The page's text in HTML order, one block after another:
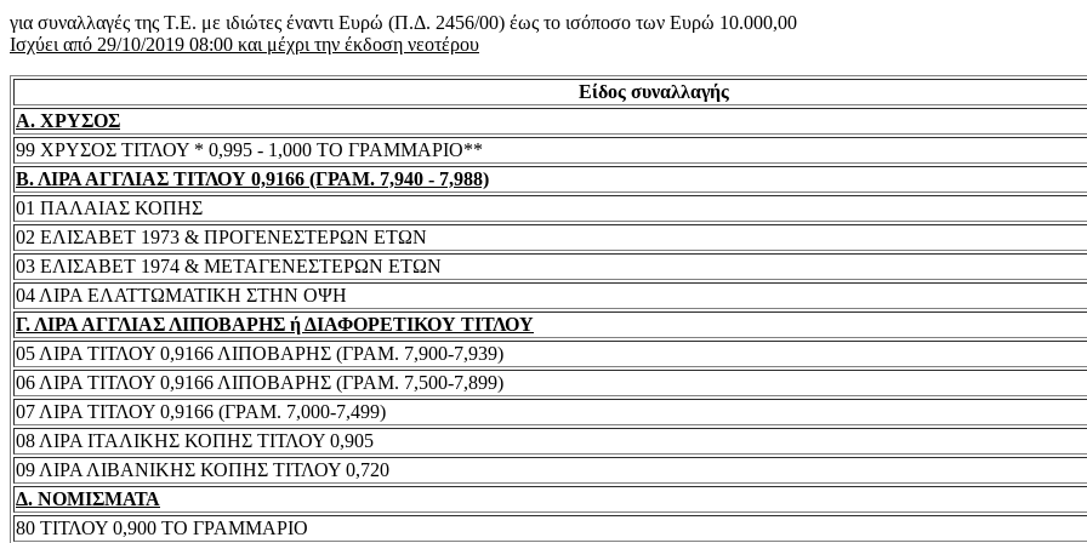
για συναλλαγές της Τ.Ε. με ιδιώτες έναντι Ευρώ (Π.Δ. 2456/00) έως το ισόποσο των Ευρώ 10.000,00
Ισχύει από 29/10/2019 08:00 και μέχρι την έκδοση νεοτέρου
Είδος συναλλαγής
Α. ΧΡΥΣΟΣ
99 ΧΡΥΣΟΣ ΤΙΤΛΟΥ * 0,995 - 1,000 ΤΟ ΓΡΑΜΜΑΡΙΟ**
Β. ΛΙΡΑ ΑΓΓΛΙΑΣ ΤΙΤΛΟΥ 0,9166 (ΓΡΑΜ. 7,940 - 7,988)
01 ΠΑΛΑΙΑΣ ΚΟΠΗΣ
02 ΕΛΙΣΑΒΕΤ 1973 & ΠΡΟΓΕΝΕΣΤΕΡΩΝ ΕΤΩΝ
03 ΕΛΙΣΑΒΕΤ 1974 & ΜΕΤΑΓΕΝΕΣΤΕΡΩΝ ΕΤΩΝ
04 ΛΙΡΑ ΕΛΑΤΤΩΜΑΤΙΚΗ ΣΤΗΝ ΟΨΗ
Γ. ΛΙΡΑ ΑΓΓΛΙΑΣ ΛΙΠΟΒΑΡΗΣ ή ΔΙΑΦΟΡΕΤΙΚΟΥ ΤΙΤΛΟΥ
05 ΛΙΡΑ ΤΙΤΛΟΥ 0,9166 ΛΙΠΟΒΑΡΗΣ (ΓΡΑΜ. 7,900-7,939)
06 ΛΙΡΑ ΤΙΤΛΟΥ 0,9166 ΛΙΠΟΒΑΡΗΣ (ΓΡΑΜ. 7,500-7,899)
07 ΛΙΡΑ ΤΙΤΛΟΥ 0,9166 (ΓΡΑΜ. 7,000-7,499)
08 ΛΙΡΑ ΙΤΑΛΙΚΗΣ ΚΟΠΗΣ ΤΙΤΛΟΥ 0,905
09 ΛΙΡΑ ΛΙΒΑΝΙΚΗΣ ΚΟΠΗΣ ΤΙΤΛΟΥ 0,720
Δ. ΝΟΜΙΣΜΑΤΑ
80 ΤΙΤΛΟΥ 0,900 ΤΟ ΓΡΑΜΜΑΡΙΟ